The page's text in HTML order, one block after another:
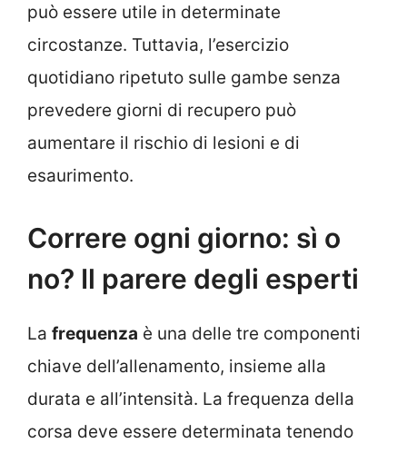
può essere utile in determinate
circostanze. Tuttavia, l’esercizio
quotidiano ripetuto sulle gambe senza
prevedere giorni di recupero può
aumentare il rischio di lesioni e di
esaurimento.
Correre ogni giorno: sì o
no? Il parere degli esperti
La frequenza è una delle tre componenti
chiave dell’allenamento, insieme alla
durata e all’intensità. La frequenza della
corsa deve essere determinata tenendo